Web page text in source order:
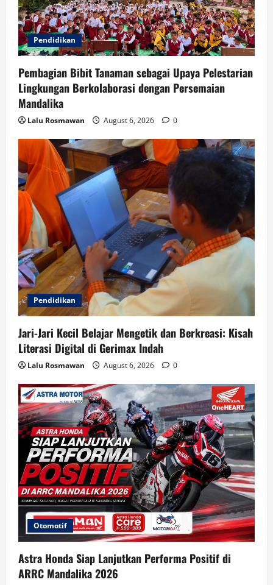
Pendidikan
Pembagian Bibit Tanaman sebagai Upaya Pelestarian
Lingkungan Berkolaborasi dengan Persemaian
Mandalika
Lalu Rosmawan August 6, 2026 0
Pendidikan
Jari-Jari Kecil Belajar Mengetik dan Berkreasi: Kisah
Literasi Digital di Gerimax Indah
Lalu Rosmawan August 6, 2026 0
Otomotif
Astra Honda Siap Lanjutkan Performa Positif di
ARRC Mandalika 2026